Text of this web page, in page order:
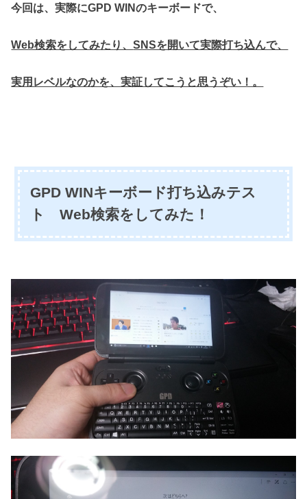
今回は、実際にGPD WINのキーボードで、
Web検索をしてみたり、SNSを開いて実際打ち込んで、
実用レベルなのかを、実証してこうと思うぞい！。
GPD WINキーボード打ち込みテス
ト Web検索をしてみた！